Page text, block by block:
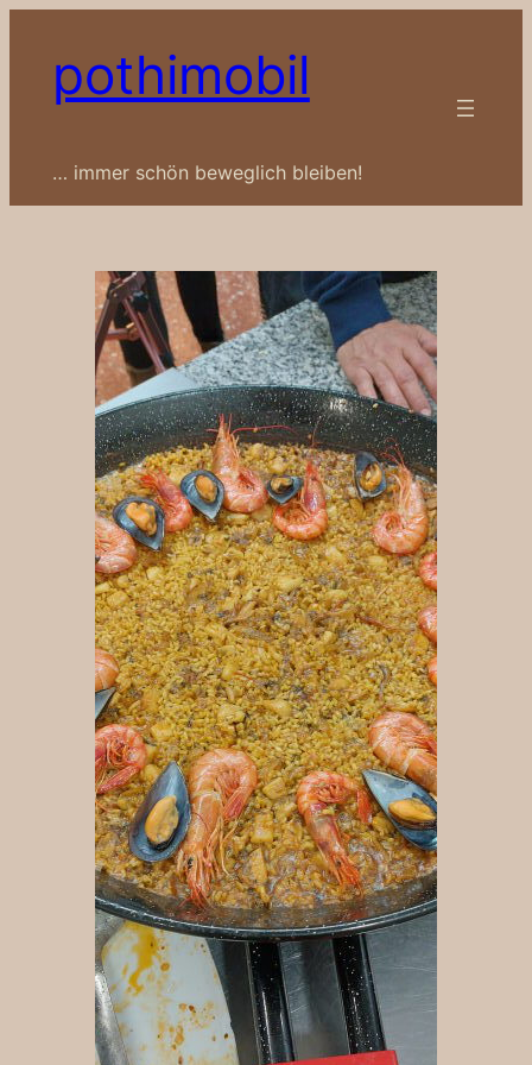
Inhalt
springen
pothimobil
… immer schön beweglich bleiben!